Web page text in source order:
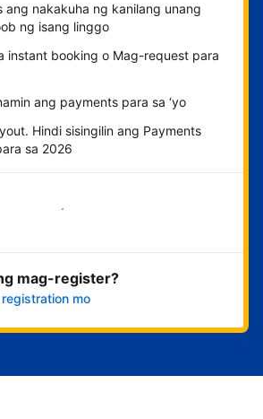
ang nakakuha ng kanilang unang
ng isang linggo
instant booking o Mag-request para
ang payments para sa ‘yo
Hindi sisingilin ang Payments
sa 2026
Magsimula na
mag-register?
mo